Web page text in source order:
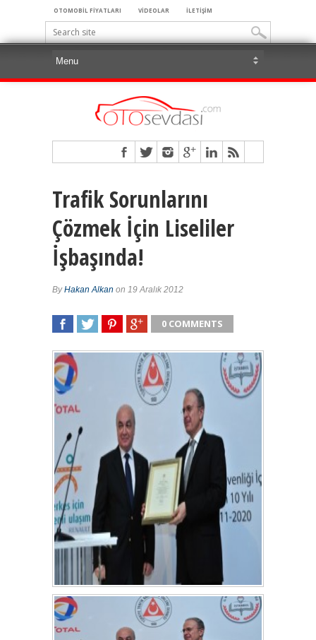
OTOMOBİL FİYATLARI VİDEOLAR İLETİŞİM
Trafik Sorunlarını
Çözmek İçin Liseliler
İşbaşında!
ByHakan Alkan on 19 Aralık 2012
0 COMMENTS